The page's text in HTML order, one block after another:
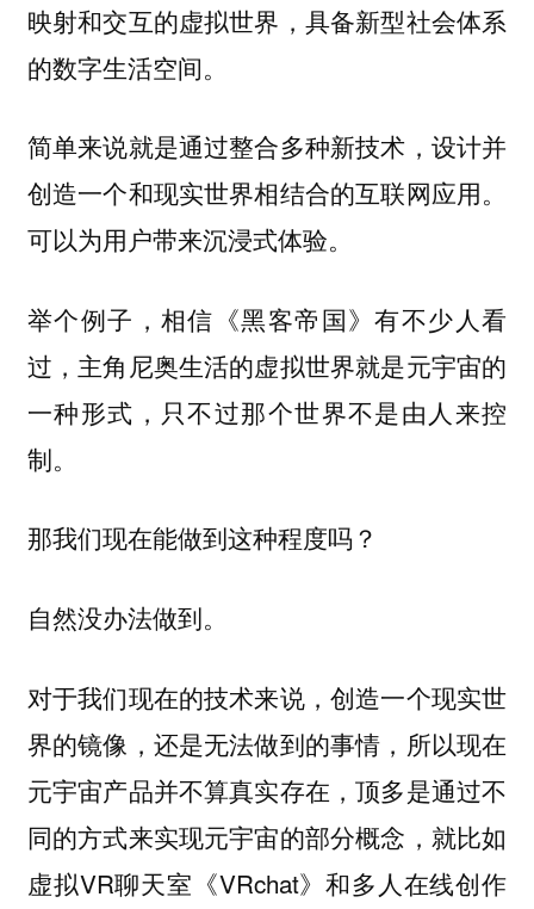
映射和交互的虚拟世界，具备新型社会体系
的数字生活空间。
简单来说就是通过整合多种新技术，设计并
创造一个和现实世界相结合的互联网应用。
可以为用户带来沉浸式体验。
举个例子，相信《黑客帝国》有不少人看
过，主角尼奥生活的虚拟世界就是元宇宙的
一种形式，只不过那个世界不是由人来控
制。
那我们现在能做到这种程度吗？
自然没办法做到。
对于我们现在的技术来说，创造一个现实世
界的镜像，还是无法做到的事情，所以现在
元宇宙产品并不算真实存在，顶多是通过不
同的方式来实现元宇宙的部分概念，就比如
虚拟VR聊天室《VRchat》和多人在线创作